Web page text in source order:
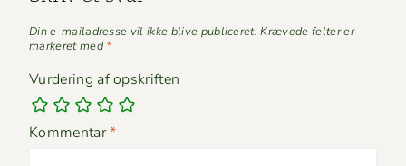
Din e-mailadresse vil ikke blive publiceret. Krævede felter er
markeret med*
Vurdering af opskriften
Kommentar*